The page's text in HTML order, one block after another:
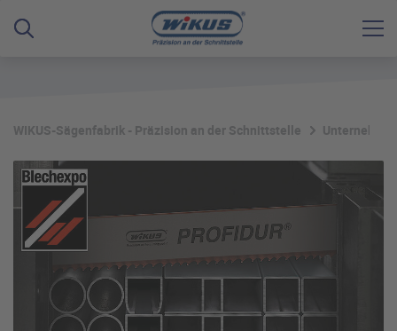
WIKUS-Sägenfabrik - Präzision an der Schnittstelle